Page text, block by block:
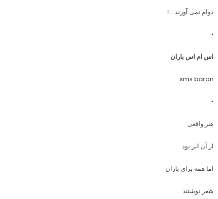
دوام نمی آورند …!
•
اس ام اس باران
sms baran
•
هنر واقعی
از آن ابر بود
اما همه برای باران
شعر نوشتند …